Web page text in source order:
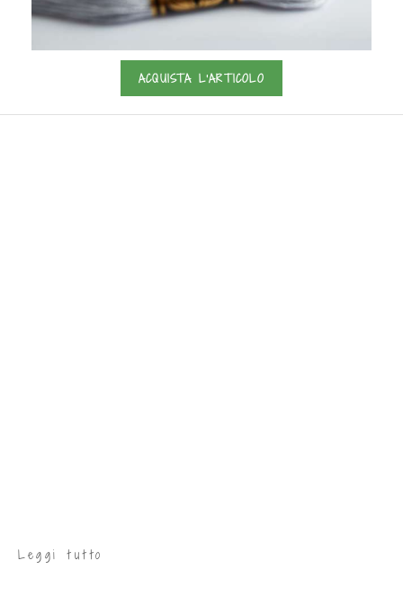
ACQUISTA L'ARTICOLO
Leggi tutto